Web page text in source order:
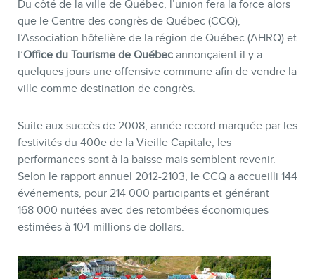
Du côté de la ville de Québec, l’union fera la force alors
que le Centre des congrès de Québec (CCQ),
l’Association hôtelière de la région de Québec (AHRQ) et
l’Office du Tourisme de Québec annonçaient il y a
quelques jours une offensive commune afin de vendre la
ville comme destination de congrès.
Suite aux succès de 2008, année record marquée par les
festivités du 400e de la Vieille Capitale, les
performances sont à la baisse mais semblent revenir.
Selon le rapport annuel 2012-2103, le CCQ a accueilli 144
événements, pour 214 000 participants et générant
168 000 nuitées avec des retombées économiques
estimées à 104 millions de dollars.